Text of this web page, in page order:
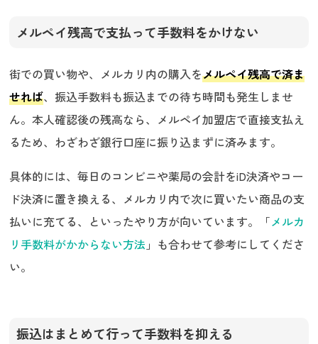
メルペイ残高で支払って手数料をかけない
街での買い物や、メルカリ内の購入をメルペイ残高で済ま
せれば、振込手数料も振込までの待ち時間も発生しませ
ん。本人確認後の残高なら、メルペイ加盟店で直接支払え
るため、わざわざ銀行口座に振り込まずに済みます。
具体的には、毎日のコンビニや薬局の会計をiD決済やコー
ド決済に置き換える、メルカリ内で次に買いたい商品の支
払いに充てる、といったやり方が向いています。「メルカ
リ手数料がかからない方法 」も合わせて参考にしてくださ
い。
振込はまとめて行って手数料を抑える